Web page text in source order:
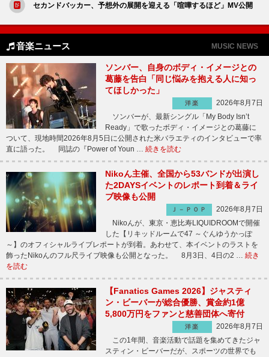
セカンドバッカー、予想外の展開を迎える「喧嘩するほど」MV公開
音楽ニュース MUSIC NEWS
ソンバー、自身のボディ・イメージとの
葛藤を告白「同じ悩みを抱える人に知っ
てほしかった」
洋楽
2026年8月7日
ソンバーが、最新シングル「My Body Isn’t
Ready」で歌ったボディ・イメージとの葛藤に
ついて、現地時間2026年8月5日に公開された米バラエティのインタビューで率
直に語った。 同誌の『Power of Youn … 続きを読む
Nikoん主催、全国から53バンドが出演し
た2DAYSイベントのレポート到着＆ライ
ブ映像も公開
Ｊ－ＰＯＰ
2026年8月7日
Nikoんが、東京・恵比寿LIQUIDROOMで開催
した【リキッドルームで47 ～ぐんゆうかっぽ
～】のオフィシャルライブレポートが到着。あわせて、本イベントのラストを
飾ったNikoんのフル尺ライブ映像も公開となった。 8月3日、4日の2 … 続き
を読む
【Fanatics Games 2026】ジャスティ
ン・ビーバーが総合優勝、賞金約1億
5,800万円をファンと慈善団体へ寄付
洋楽
2026年8月7日
この1年間、音楽活動で話題を集めてきたジャ
スティン・ビーバーだが、スポーツの世界でも